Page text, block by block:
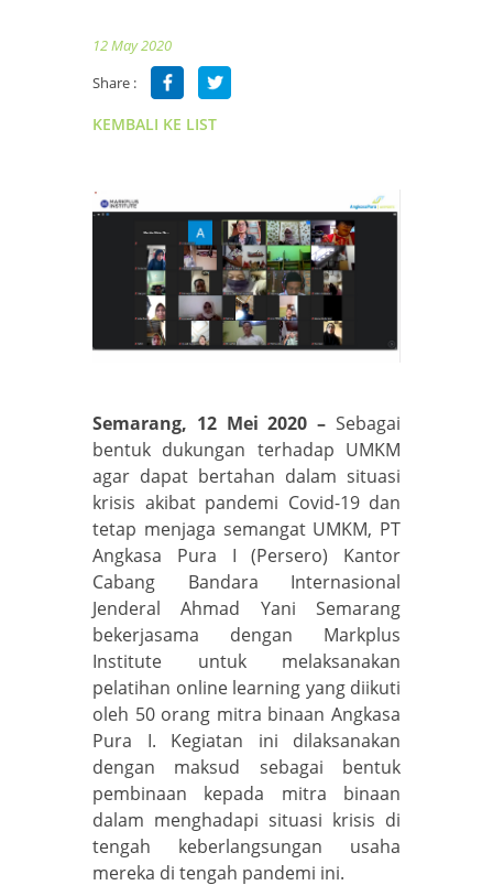
12 May 2020
Share :
KEMBALI KE LIST
Semarang, 12 Mei 2020 – Sebagai
bentuk dukungan terhadap UMKM
agar dapat bertahan dalam situasi
krisis akibat pandemi Covid-19 dan
tetap menjaga semangat UMKM, PT
Angkasa Pura I (Persero) Kantor
Cabang Bandara Internasional
Jenderal Ahmad Yani Semarang
bekerjasama dengan Markplus
Institute untuk melaksanakan
pelatihan online learning yang diikuti
oleh 50 orang mitra binaan Angkasa
Pura I. Kegiatan ini dilaksanakan
dengan maksud sebagai bentuk
pembinaan kepada mitra binaan
dalam menghadapi situasi krisis di
tengah keberlangsungan usaha
mereka di tengah pandemi ini.